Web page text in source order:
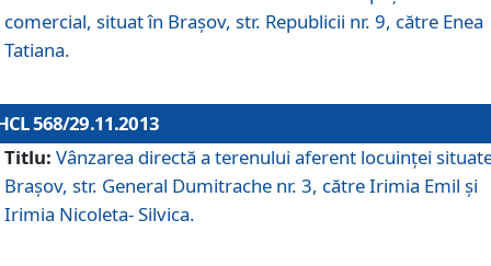
comercial, situat în Braşov, str. Republicii nr. 9, către Enea
Tatiana.
568/29.11.2013
Titlu: Vânzarea directă a terenului aferent locuinţei
Braşov, str. General Dumitrache nr. 3, către Irimia Emil şi
Irimia Nicoleta- Silvica.